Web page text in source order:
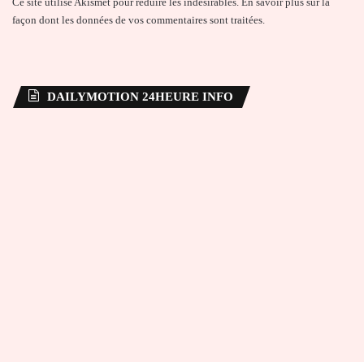
façon dont les données de vos commentaires sont traitées.
DAILYMOTION 24HEURE INFO